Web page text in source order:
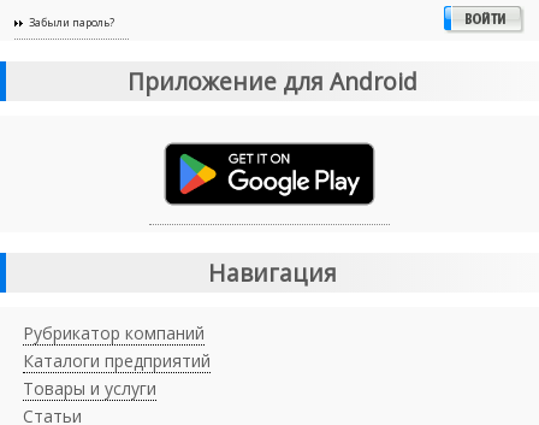
Забыли пароль?
Приложение для Android
Навигация
Рубрикатор компаний
Каталоги предприятий
Товары и услуги
Статьи